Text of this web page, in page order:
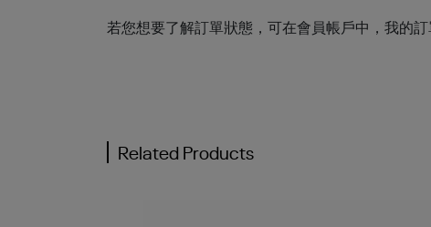
若您想要了解訂單狀態，可在會員帳戶中，我的訂
Related Products